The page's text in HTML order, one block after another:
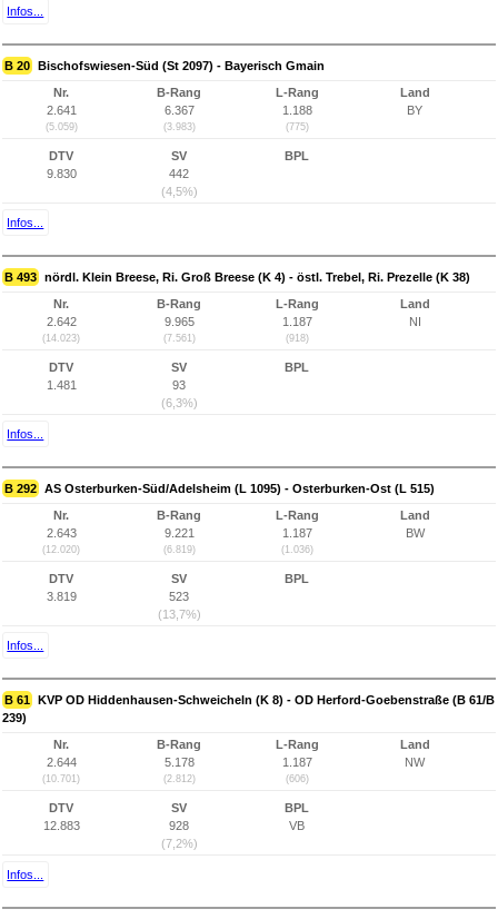
Infos...
B 20 Bischofswiesen-Süd (St 2097) - Bayerisch Gmain
Nr.
2.641
(5.059)
B-Rang
6.367
(3.983)
L-Rang
1.188
(775)
Land
BY
DTV
9.830
SV
442
(4,5%)
BPL
Infos...
B 493 nördl. Klein Breese, Ri. Groß Breese (K 4) - östl. Trebel, Ri. Prezelle (K 38)
Nr.
2.642
(14.023)
B-Rang
9.965
(7.561)
L-Rang
1.187
(918)
Land
NI
DTV
1.481
SV
93
(6,3%)
BPL
Infos...
B 292 AS Osterburken-Süd/Adelsheim (L 1095) - Osterburken-Ost (L 515)
Nr.
2.643
(12.020)
B-Rang
9.221
(6.819)
L-Rang
1.187
(1.036)
Land
BW
DTV
3.819
SV
523
(13,7%)
BPL
Infos...
B 61 KVP OD Hiddenhausen-Schweicheln (K 8) - OD Herford-Goebenstraße (B 61/B
239)
Nr.
2.644
(10.701)
B-Rang
5.178
(2.812)
L-Rang
1.187
(606)
Land
NW
DTV
12.883
SV
928
(7,2%)
BPL
VB
Infos...